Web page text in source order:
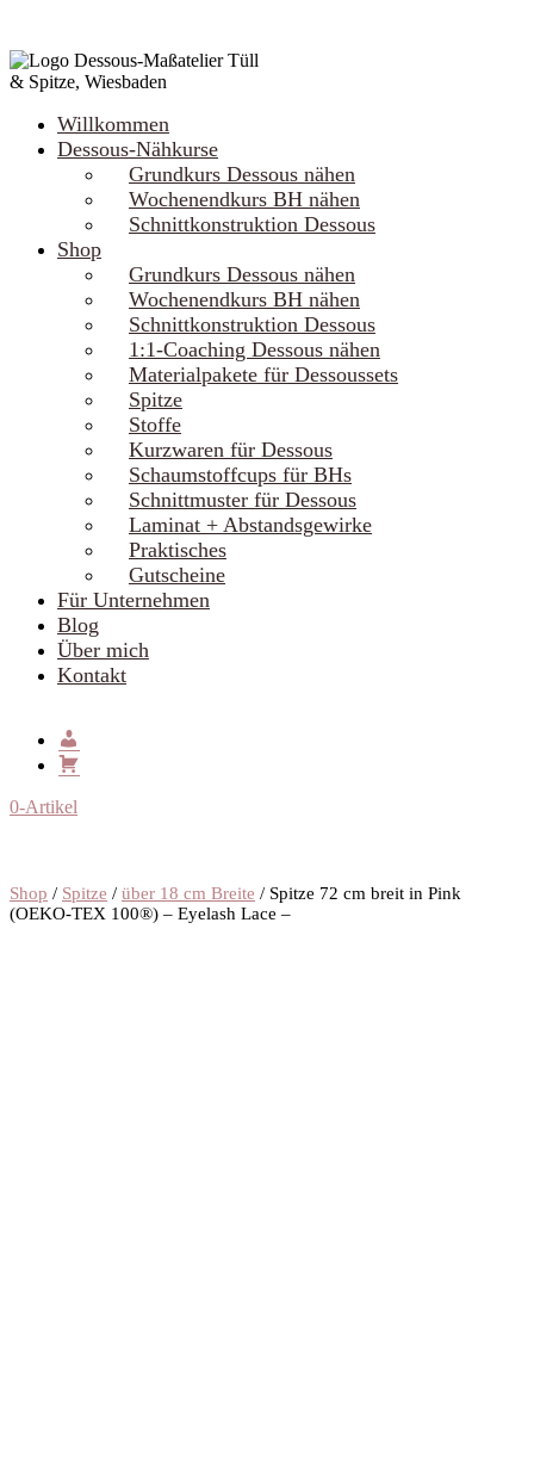
Willkommen
Dessous-Nähkurse
Grundkurs Dessous nähen
Wochenendkurs BH nähen
Schnittkonstruktion Dessous
Shop
Grundkurs Dessous nähen
Wochenendkurs BH nähen
Schnittkonstruktion Dessous
1:1-Coaching Dessous nähen
Materialpakete für Dessoussets
Spitze
Stoffe
Kurzwaren für Dessous
Schaumstoffcups für BHs
Schnittmuster für Dessous
Laminat + Abstandsgewirke
Praktisches
Gutscheine
Für Unternehmen
Blog
Über mich
Kontakt
0-Artikel
Shop / Spitze / über 18 cm Breite / Spitze 72 cm breit in Pink
(OEKO-TEX 100®️) – Eyelash Lace –